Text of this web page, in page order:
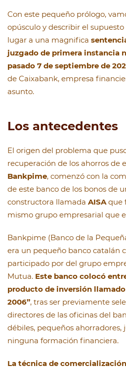
Con este pequeño prólogo,
opúsculo y describir el
lugar a una magnifica
juzgado de primera instancia
pasado 7 de septiembre de
de Caixabank, empresa
asunto.
Los antecedentes
El origen del problema que
recuperación de los ahorros de
Bankpime, comenzó con la
de este banco de los bonos de
constructora llamada AISAque
mismo grupo empresarial que
Bankpime (Banco de la
era un pequeño banco catalán
participado por del grupo
Mutua. Este banco colocó
producto de inversión llamado
2006”, tras ser previamente
directores de las oficinas del
débiles, pequeños ahorradores,
ninguna formación financiera.
La técnica de